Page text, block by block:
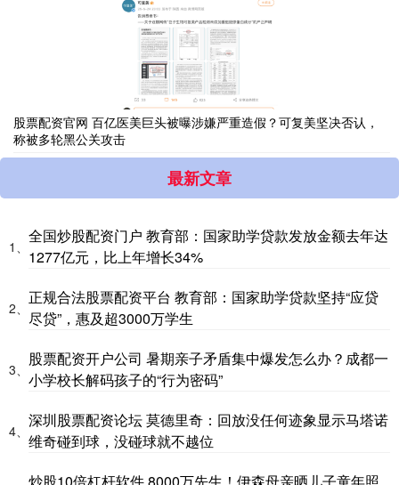
股票配资官网 百亿医美巨头被曝涉嫌严重造假？可复美坚决否认，
称被多轮黑公关攻击
最新文章
1、
全国炒股配资门户 教育部：国家助学贷款发放金额去年达
1277亿元，比上年增长34%
2、
正规合法股票配资平台 教育部：国家助学贷款坚持“应贷
尽贷”，惠及超3000万学生
3、
股票配资开户公司 暑期亲子矛盾集中爆发怎么办？成都一
小学校长解码孩子的“行为密码”
4、
深圳股票配资论坛 莫德里奇：回放没任何迹象显示马塔诺
维奇碰到球，没碰球就不越位